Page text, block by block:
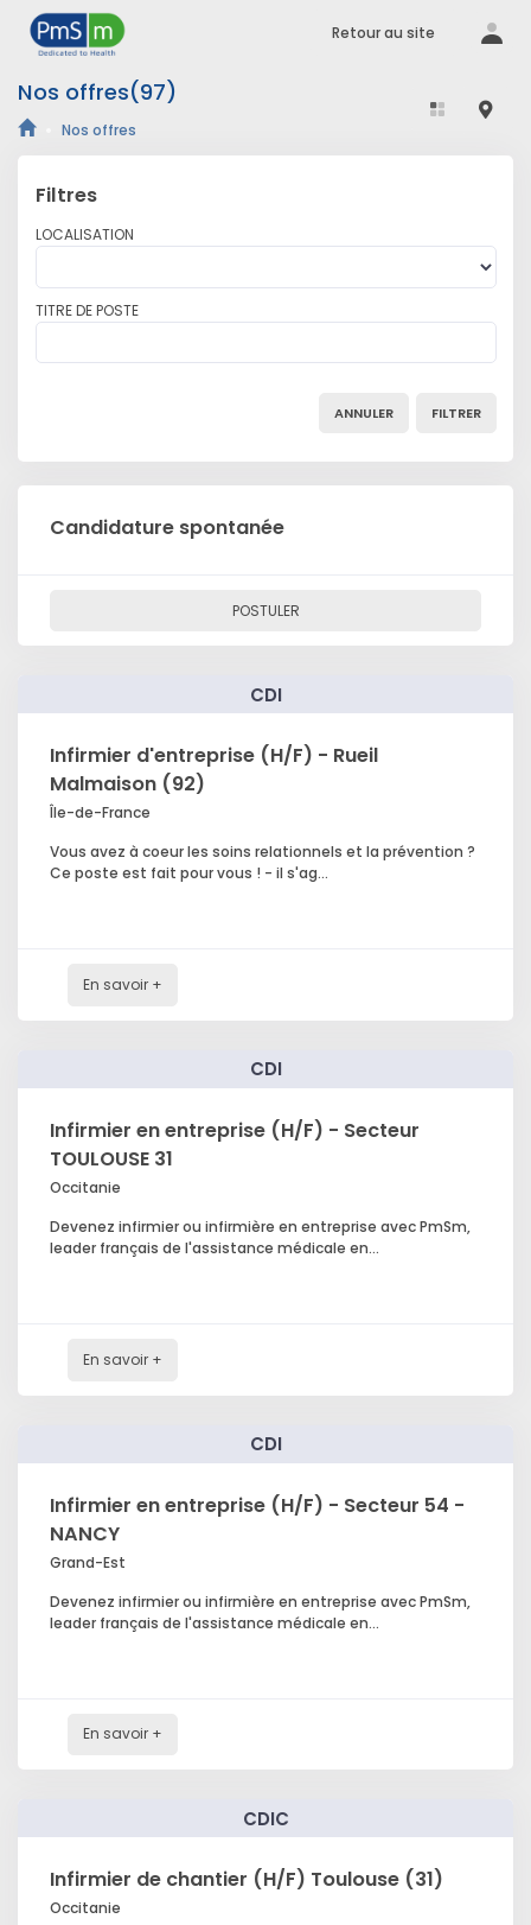
Retour au site
Retour au site Se connecter
Nos offres(97)
Nos offres
Filtres
LOCALISATION
TITRE DE POSTE
FILTRER
ANNULER
Candidature spontanée
POSTULER
CDI
Infirmier d'entreprise (H/F) - Rueil
Malmaison (92)
Île-de-France
Vous avez à coeur les soins relationnels et la prévention ?
Ce poste est fait pour vous ! - il s'ag...
En savoir +
CDI
Infirmier en entreprise (H/F) - Secteur
TOULOUSE 31
Occitanie
Devenez infirmier ou infirmière en entreprise avec PmSm,
leader français de l'assistance médicale en...
En savoir +
CDI
Infirmier en entreprise (H/F) - Secteur 54 -
NANCY
Grand-Est
Devenez infirmier ou infirmière en entreprise avec PmSm,
leader français de l'assistance médicale en...
En savoir +
CDIC
Infirmier de chantier (H/F) Toulouse (31)
Occitanie